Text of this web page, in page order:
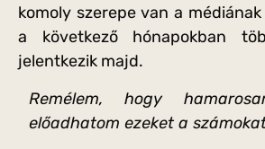
komoly szerepe van a
a következő hónapokban
jelentkezik majd.
Remélem, hogy
előadhatom ezeket a